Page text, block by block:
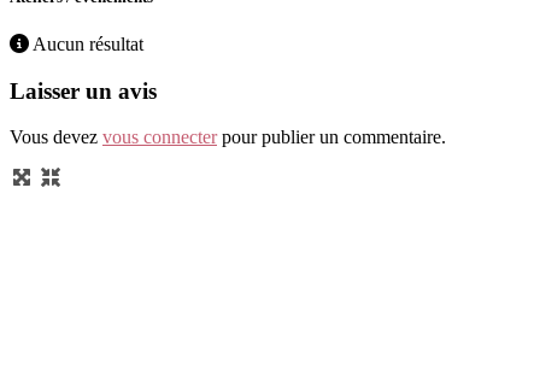
Aucun résultat
Laisser un avis
Vous devez vous connecterpour publier un commentaire.